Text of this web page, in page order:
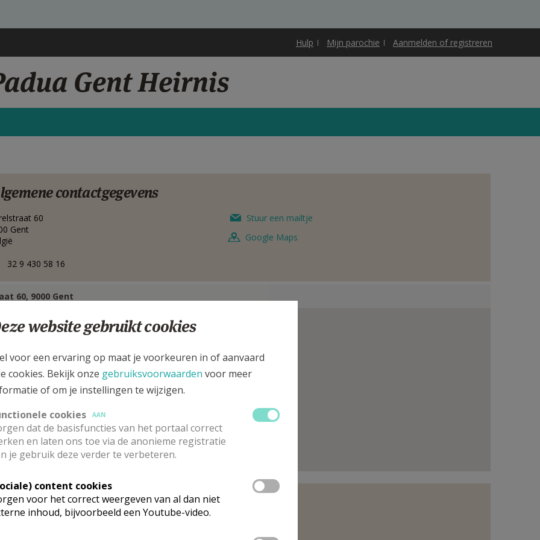
Hulp Mijn parochie Aanmelden of registreren
Gent Heirnis
contactgegevens
60
Gent
32 9 430 58 16
Stuur een mailtje
Google Maps
60, 9000 Gent
administrator
website gebruikt cookies
voor een ervaring op maat je voorkeuren in of aanvaard
cookies. Bekijk onze gebruiksvoorwaarden voor meer
of om je instellingen te wijzigen.
cookies
AAN
dat de basisfuncties van het portaal correct
en laten ons toe via de anonieme registratie
je gebruik deze verder te verbeteren.
content cookies
voor het correct weergeven van al dan niet
inhoud, bijvoorbeeld een Youtube-video.